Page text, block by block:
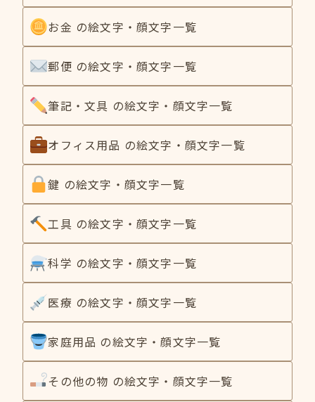
お金 の絵文字・顔文字一覧
郵便 の絵文字・顔文字一覧
筆記・文具 の絵文字・顔文字一覧
オフィス用品 の絵文字・顔文字一覧
鍵 の絵文字・顔文字一覧
工具 の絵文字・顔文字一覧
科学 の絵文字・顔文字一覧
医療 の絵文字・顔文字一覧
家庭用品 の絵文字・顔文字一覧
その他の物 の絵文字・顔文字一覧